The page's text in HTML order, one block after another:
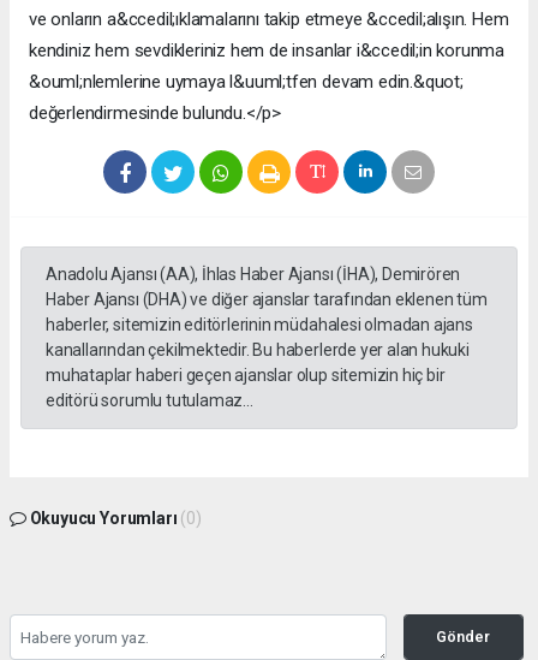
ve onların a&ccedil;ıklamalarını takip etmeye &ccedil;alışın. Hem
kendiniz hem sevdikleriniz hem de insanlar i&ccedil;in korunma
&ouml;nlemlerine uymaya l&uuml;tfen devam edin.&quot;
değerlendirmesinde bulundu.</p>
Anadolu Ajansı (AA), İhlas Haber Ajansı (İHA), Demirören
Haber Ajansı (DHA) ve diğer ajanslar tarafından eklenen tüm
haberler, sitemizin editörlerinin müdahalesi olmadan ajans
kanallarından çekilmektedir. Bu haberlerde yer alan hukuki
muhataplar haberi geçen ajanslar olup sitemizin hiç bir
editörü sorumlu tutulamaz...
Okuyucu Yorumları (0)
Gönder